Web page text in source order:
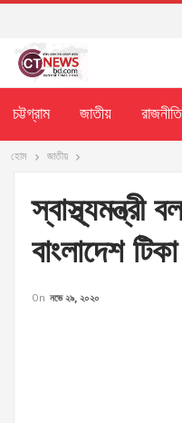
চট্টগ্রাম জাতীয় রাজনীতি
হোম জাতীয়
স্বাস্থ্যমন্ত্রী
বাংলাদেশ
On নভে ২৯, ২০২০